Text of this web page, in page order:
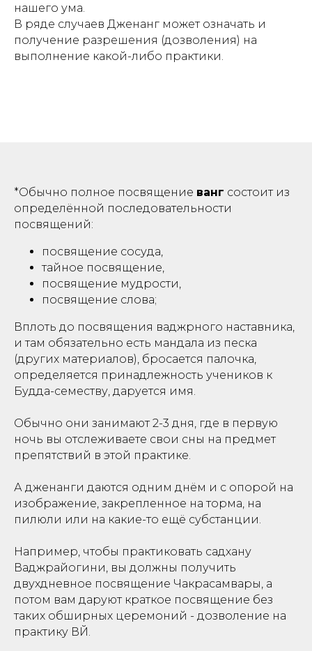
нашего ума.
В ряде случаев Дженанг может означать и
получение разрешения (дозволения) на
выполнение какой-либо практики.
*Обычно полное посвящение ванг состоит из
определённой последовательности
посвящений:
посвящение сосуда,
тайное посвящение,
посвящение мудрости,
посвящение слова;
Вплоть до посвящения ваджрного наставника,
и там обязательно есть мандала из песка
(других материалов), бросается палочка,
определяется принадлежность учеников к
Будда-семеству, даруется имя.
Обычно они занимают 2-3 дня, где в первую
ночь вы отслеживаете свои сны на предмет
препятствий в этой практике.
А дженанги даются одним днём и с опорой на
изображение, закрепленное на торма, на
пилюли или на какие-то ещё субстанции.
Например, чтобы практиковать садхану
Ваджрайогини, вы должны получить
двухдневное посвящение Чакрасамвары, а
потом вам даруют краткое посвящение без
таких обширных церемоний - дозволение на
практику ВЙ.